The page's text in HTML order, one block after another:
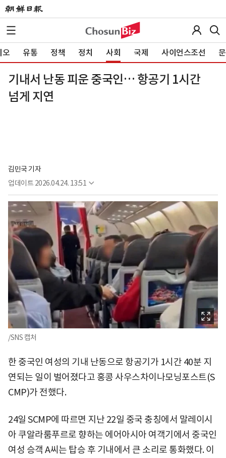
오 유통 정책 정치 사회 국제 사이언스조선
기내서 난동 피운 중국인… 항공기 1시간
넘게 지연
김민국 기자
업데이트 2026.04.24. 13:51
/SNS 캡처
한 중국인 여성의 기내 난동으로 항공기가 1시간 40분 지
연되는 일이 벌어졌다고 홍콩 사우스차이나모닝포스트(S
CMP)가 전했다.
24일 SCMP에 따르면 지난 22일 중국 충칭에서 말레이시
아 쿠알라룸푸르로 향하는 에어아시아 여객기에서 중국인
여성 승객 A씨는 탑승 후 기내에서 큰 소리로 통화했다. 이